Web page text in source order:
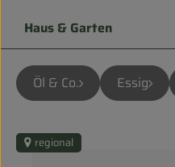
Haus & Garten
Öl & Co. Essig
regional